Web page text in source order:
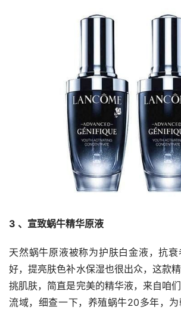
3 、宣致蜗牛精华原液
天然蜗牛原液被称为护肤白金液，抗
好，提亮肤色补水保湿也很出众，这款
挑肌肤，简直是完美的精华液，来自咱
流域，细查一下，养殖蜗牛20多年，